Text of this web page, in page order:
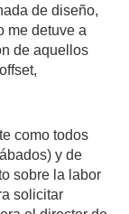
de diseño,
me detuve a
de aquellos
como todos
y de
sobre la labor
solicitar